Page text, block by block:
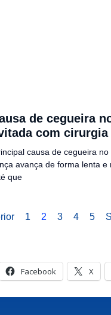
de cegueira
com cirurgia
causa de cegueira
avança de forma lenta e
que
1 2 3 4 5
Facebook X